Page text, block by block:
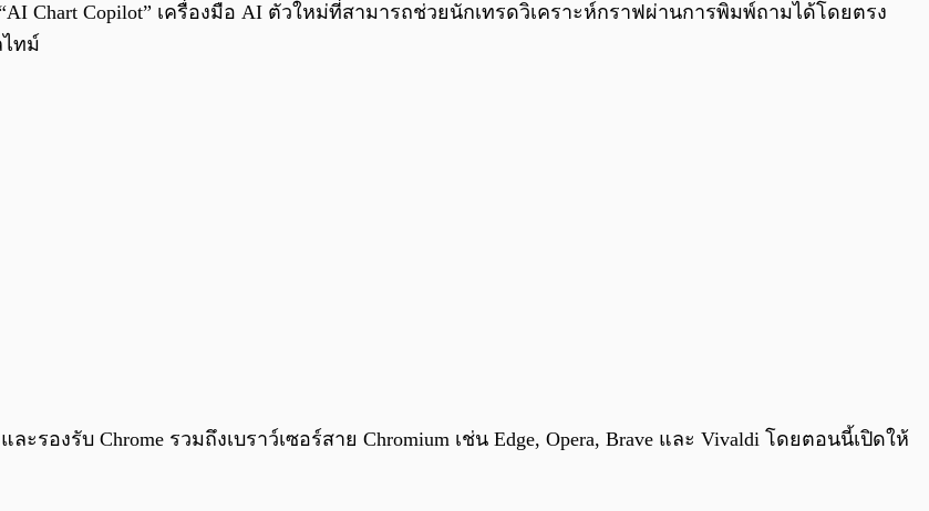
Chart Copilot” เครื่องมือ AI ตัวใหม่ที่สามารถช่วยนักเทรดวิเคราะห์กราฟผ่านการพิมพ์ถามได้โดยตรง
ไทม์
รองรับ Chrome รวมถึงเบราว์เซอร์สาย Chromium เช่น Edge, Opera, Brave และ Vivaldi โดยตอนนี้เปิดให้